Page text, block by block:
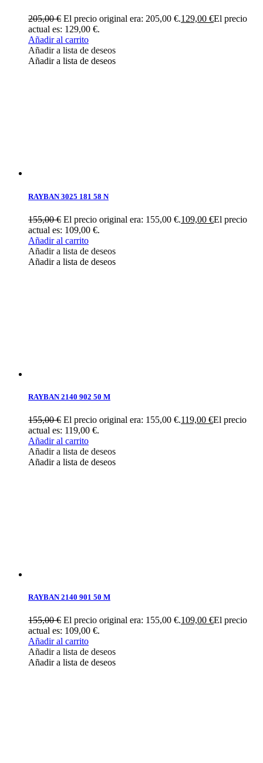
205,00€ El precio original era: 205,00 €.129,00 €El precio
actual es: 129,00 €.
Añadir al carrito
Añadir a lista de deseos
Añadir a lista de deseos
RAYBAN 3025 181 58 N
155,00€ El precio original era: 155,00 €.109,00 €El precio
actual es: 109,00 €.
Añadir al carrito
Añadir a lista de deseos
Añadir a lista de deseos
RAYBAN 2140 902 50 M
155,00€ El precio original era: 155,00 €.119,00 €El precio
actual es: 119,00 €.
Añadir al carrito
Añadir a lista de deseos
Añadir a lista de deseos
RAYBAN 2140 901 50 M
155,00€ El precio original era: 155,00 €.109,00 €El precio
actual es: 109,00 €.
Añadir al carrito
Añadir a lista de deseos
Añadir a lista de deseos